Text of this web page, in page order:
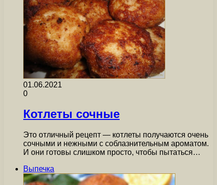
01.06.2021
0
Котлеты сочные
Это отличный рецепт — котлеты получаются очень
сочными и нежными с соблазнительным ароматом.
И они готовы слишком просто, чтобы пытаться…
Выпечка